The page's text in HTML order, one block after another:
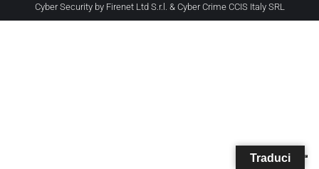
Cyber Security by Firenet Ltd S.r.l. & Cyber Crime CCIS Italy SRL
Traduci